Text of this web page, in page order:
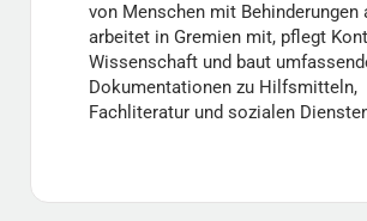
von Menschen mit Behinderungen
arbeitet in Gremien mit, pflegt
Wissenschaft und baut
Dokumentationen zu Hilfsmitteln,
Fachliteratur und sozialen